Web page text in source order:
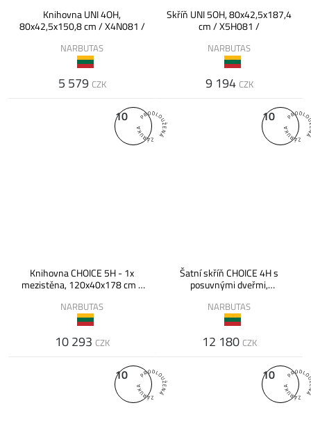
Knihovna UNI 4OH,
80x42,5x150,8 cm / X4N081 /
NARBUTAS
5 579 CZK
Skříň UNI 5OH, 80x42,5x187,4
cm / X5H081 /
NARBUTAS
9 194 CZK
10
Knihovna CHOICE 5H - 1x
mezistěna, 120x40x178 cm /
NARBUTAS
10 293 CZK
10
Šatní skříň CHOICE 4H s
posuvnými dveřmi,
NARBUTAS
12 180 CZK
10 10